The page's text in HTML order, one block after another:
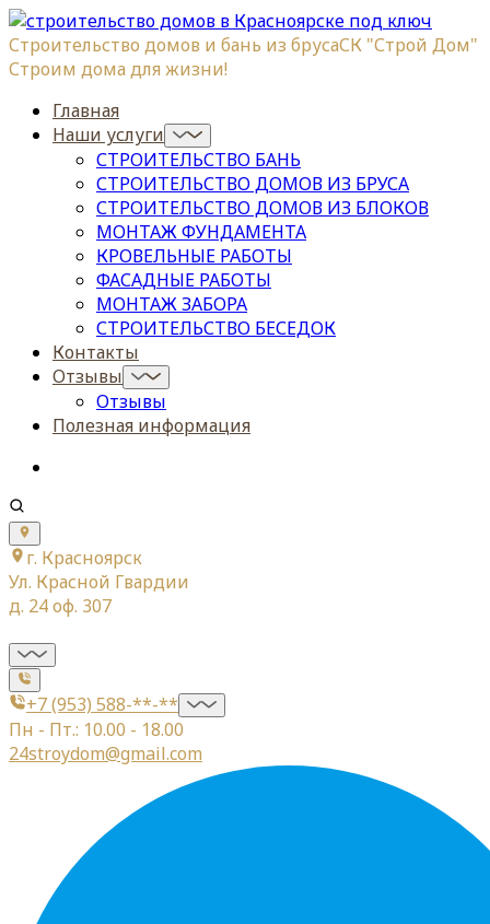
Строительство домов и бань из брусаСК "Строй Дом"
Строим дома для жизни!
Главная
Наши услуги
СТРОИТЕЛЬСТВО БАНЬ
СТРОИТЕЛЬСТВО ДОМОВ ИЗ БРУСА
СТРОИТЕЛЬСТВО ДОМОВ ИЗ БЛОКОВ
МОНТАЖ ФУНДАМЕНТА
КРОВЕЛЬНЫЕ РАБОТЫ
ФАСАДНЫЕ РАБОТЫ
МОНТАЖ ЗАБОРА
СТРОИТЕЛЬСТВО БЕСЕДОК
Контакты
Отзывы
Отзывы
Полезная информация
г. Красноярск
Ул. Красной Гвардии
д. 24 оф. 307
+7 (953) 588-**-**
Пн - Пт.: 10.00 - 18.00
24stroydom@gmail.com